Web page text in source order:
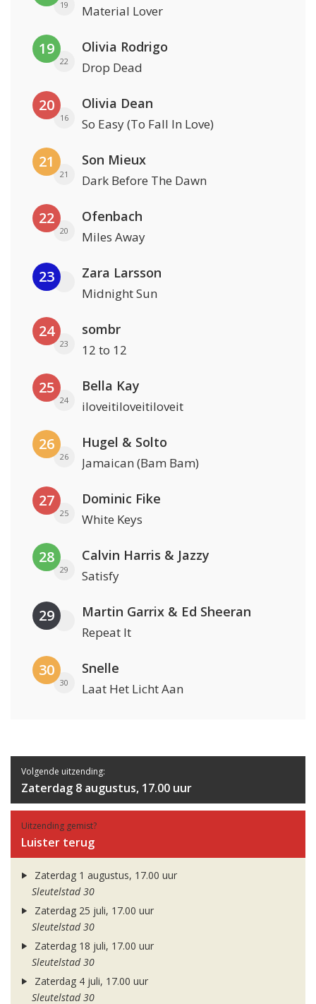
19 Material Lover
19
22
Olivia Rodrigo
Drop Dead
20
16
Olivia Dean
So Easy (To Fall In Love)
21
21
Son Mieux
Dark Before The Dawn
22
20
Ofenbach
Miles Away
23 Zara Larsson
Midnight Sun
24
23
sombr
12 to 12
25
24
Bella Kay
iloveitiloveitiloveit
26
26
Hugel & Solto
Jamaican (Bam Bam)
27
25
Dominic Fike
White Keys
28
29
Calvin Harris & Jazzy
Satisfy
29 Martin Garrix & Ed Sheeran
Repeat It
30
30
Snelle
Laat Het Licht Aan
Volgende uitzending:
Zaterdag 8 augustus, 17.00 uur
Uitzending gemist?
Luister terug
Zaterdag 1 augustus, 17.00 uur
Sleutelstad 30
Zaterdag 25 juli, 17.00 uur
Sleutelstad 30
Zaterdag 18 juli, 17.00 uur
Sleutelstad 30
Zaterdag 4 juli, 17.00 uur
Sleutelstad 30